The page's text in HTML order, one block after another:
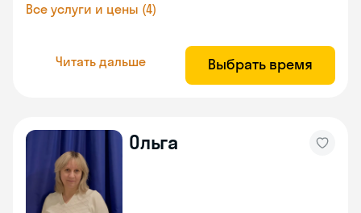
Все услуги и цены (4)
Читать дальше Выбрать время
Ольга